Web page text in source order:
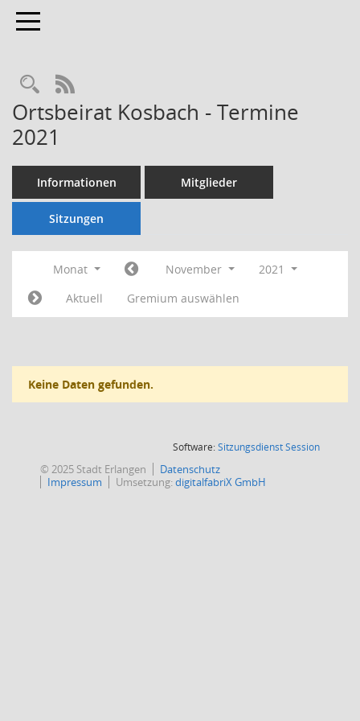
Toggle navigation
Rechercheauswahl
RSS-Feed
Ortsbeirat Kosbach - Termine
2021
Informationen Mitglieder
Sitzungen
Monat November
2021
Aktuell
Gremium auswählen
Keine Daten gefunden.
Software:SitzungsdienstSession(Wird in
© 2025 Stadt Erlangen
Datenschutz
Impressum
Umsetzung:digitalfabriX GmbH